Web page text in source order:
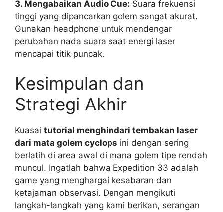
3. Mengabaikan Audio Cue: Suara frekuensi
tinggi yang dipancarkan golem sangat akurat.
Gunakan headphone untuk mendengar
perubahan nada suara saat energi laser
mencapai titik puncak.
Kesimpulan dan
Strategi Akhir
Kuasai tutorial menghindari tembakan laser
dari mata golem cyclops ini dengan sering
berlatih di area awal di mana golem tipe rendah
muncul. Ingatlah bahwa Expedition 33 adalah
game yang menghargai kesabaran dan
ketajaman observasi. Dengan mengikuti
langkah-langkah yang kami berikan, serangan